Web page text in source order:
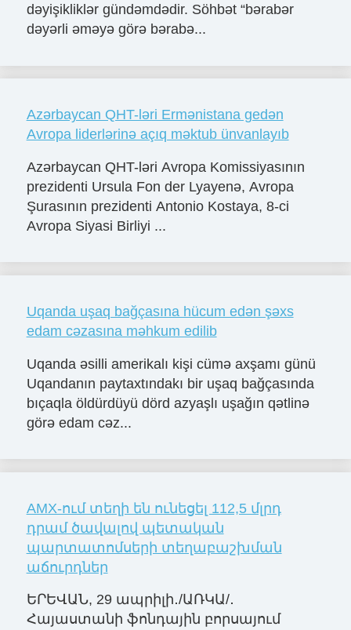
dəyişikliklər gündəmdədir. Söhbət “bərabər
dəyərli əməyə görə bərabə...
Azərbaycan QHT-ləri Ermənistana gedən
Avropa liderlərinə açıq məktub ünvanlayıb
Azərbaycan QHT-ləri Avropa Komissiyasının
prezidenti Ursula Fon der Lyayenə, Avropa
Şurasının prezidenti Antonio Kostaya, 8-ci
Avropa Siyasi Birliyi ...
Uqanda uşaq bağçasına hücum edən şəxs
edam cəzasına məhkum edilib
Uqanda əsilli amerikalı kişi cümə axşamı günü
Uqandanın paytaxtındakı bir uşaq bağçasında
bıçaqla öldürdüyü dörd azyaşlı uşağın qətlinə
görə edam cəz...
AMX-ում տեղի են ունեցել 112,5 մլրդ
դրամ ծավալով պետական
պարտատոմսերի տեղաբաշխման
աճուրդներ
ԵՐԵՎԱՆ, 29 ապրիլի․/ԱՌԿԱ/․
Հայաստանի ֆոնդային բորսայում